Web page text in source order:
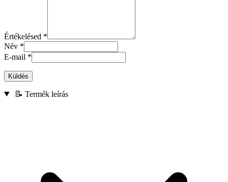
Értékelésed *
Név *
E-mail *
Küldés
📝 Termék leírás